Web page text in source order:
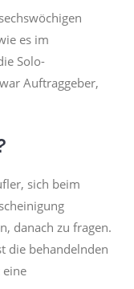
es im
Solo-
Auftraggeber,
sich beim
danach zu fragen.
die behandelnden